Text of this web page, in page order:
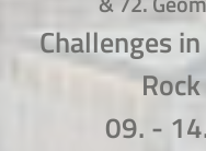
Challenges
09. -